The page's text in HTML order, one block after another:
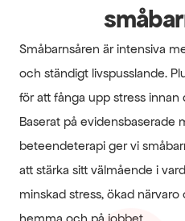
Småbarnsåren är intensiva
och ständigt livspusslande.
för att fånga upp stress
Baserat på evidensbaserade
beteendeterapi ger vi
att stärka sitt välmående i
minskad stress, ökad